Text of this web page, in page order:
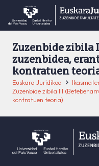
Zuzenbide zibila
zuzenbidea,
kontratuen
Euskara Juridikoa
Zuzenbide zibila III
kontratuen teoria)